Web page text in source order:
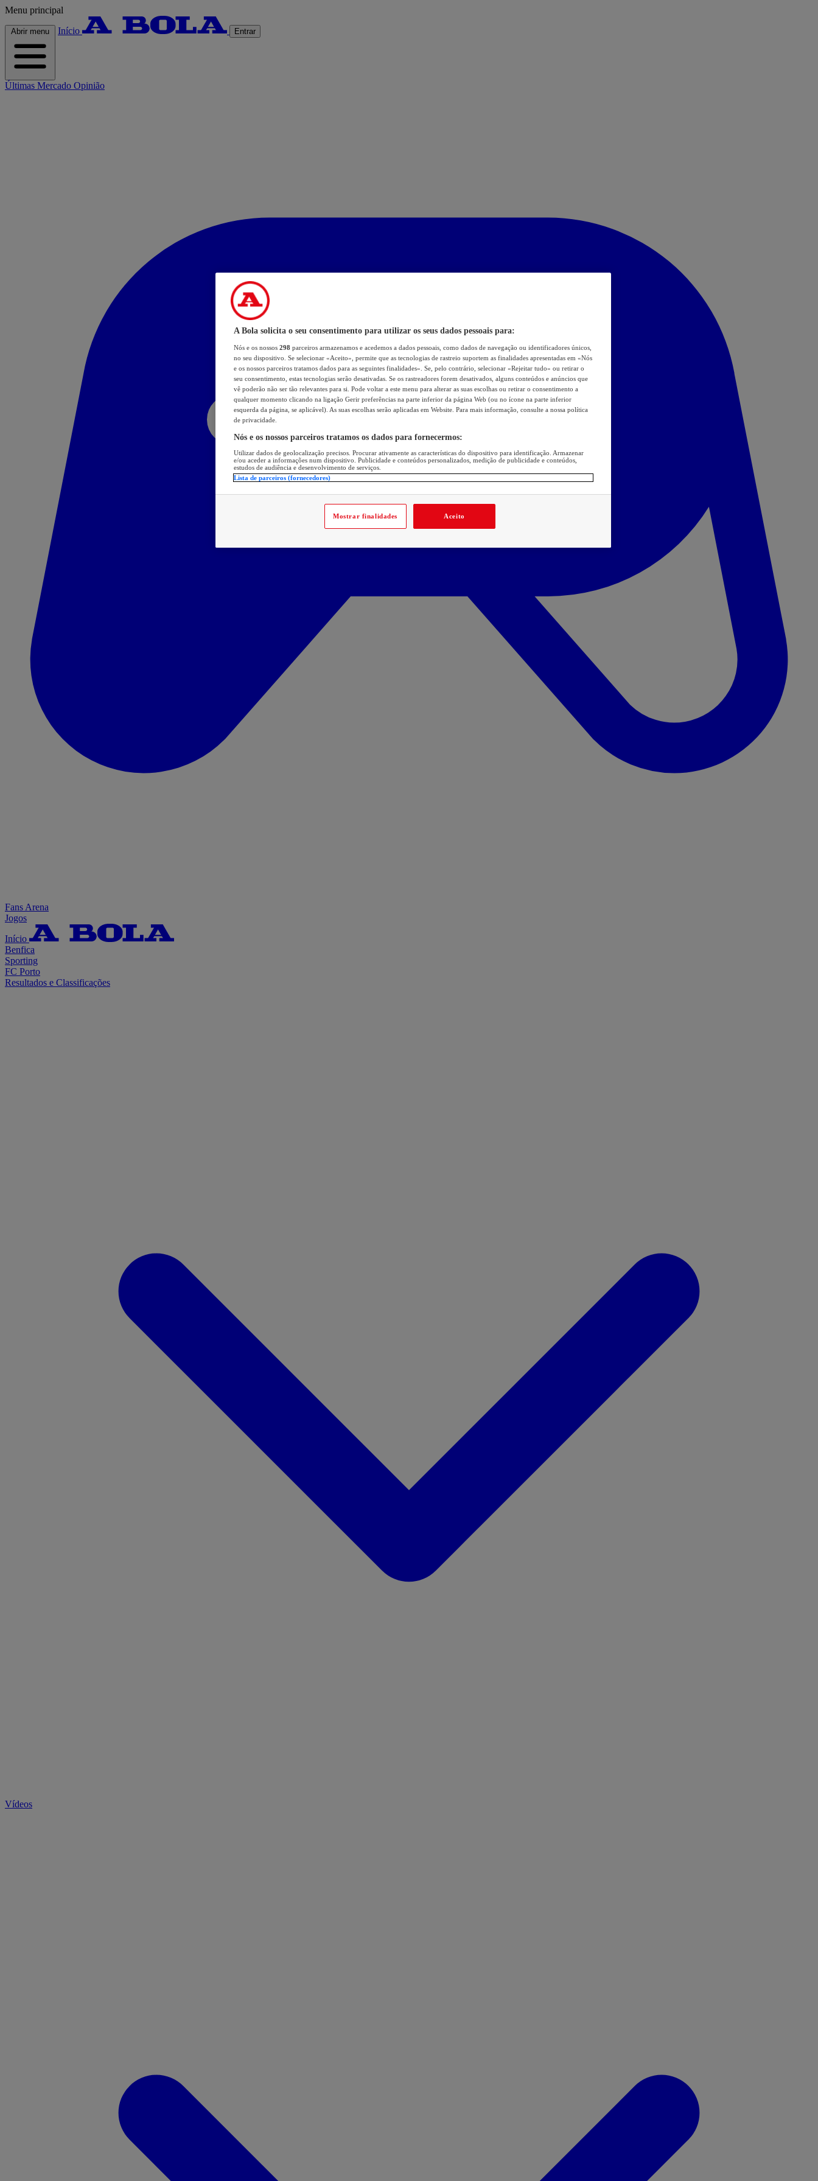
Menu principal
Abrir menu Início Entrar
Últimas Mercado Opinião
Fans Arena
Jogos
Início
Benfica
Sporting
FC Porto
Resultados e Classificações
Vídeos
A Bola solicita o seu consentimento para utilizar os seus dados pessoais para:
Nós e os nossos 298 parceiros armazenamos e acedemos a dados pessoais, como dados de navegação ou identificadores únicos,
no seu dispositivo. Se selecionar «Aceito», permite que as tecnologias de rastreio suportem as finalidades apresentadas em «Nós
e os nossos parceiros tratamos dados para as seguintes finalidades». Se, pelo contrário, selecionar «Rejeitar tudo» ou retirar o
seu consentimento, estas tecnologias serão desativadas. Se os rastreadores forem desativados, alguns conteúdos e anúncios que
vê poderão não ser tão relevantes para si. Pode voltar a este menu para alterar as suas escolhas ou retirar o consentimento a
qualquer momento clicando na ligação Gerir preferências na parte inferior da página Web (ou no ícone na parte inferior
esquerda da página, se aplicável). As suas escolhas serão aplicadas em Website. Para mais informação, consulte a nossa política
de privacidade.
Nós e os nossos parceiros tratamos os dados para fornecermos:
Utilizar dados de geolocalização precisos. Procurar ativamente as características do dispositivo para identificação. Armazenar
e/ou aceder a informações num dispositivo. Publicidade e conteúdos personalizados, medição de publicidade e conteúdos,
estudos de audiência e desenvolvimento de serviços.
Lista de parceiros (fornecedores)
Mostrar finalidades Aceito